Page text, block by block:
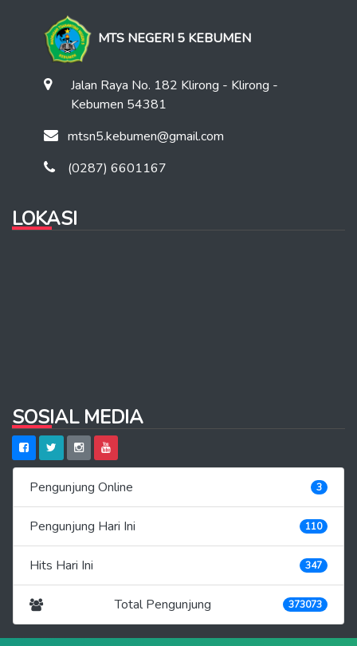
MTS NEGERI 5 KEBUMEN
Jalan Raya No. 182 Klirong - Klirong -
Kebumen 54381
mtsn5.kebumen@gmail.com
(0287) 6601167
LOKASI
SOSIAL MEDIA
Pengunjung Online 3
Pengunjung Hari Ini 110
Hits Hari Ini 347
Total Pengunjung 373073